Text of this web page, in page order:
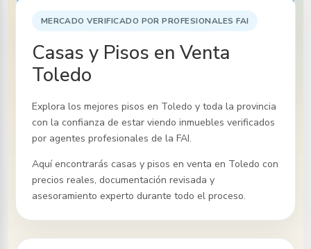
MERCADO VERIFICADO POR PROFESIONALES FAI
Casas y Pisos en Venta
Toledo
Explora los mejores pisos en Toledo y toda la provincia
con la confianza de estar viendo inmuebles verificados
por agentes profesionales de la FAI.
Aquí encontrarás casas y pisos en venta en Toledo con
precios reales, documentación revisada y
asesoramiento experto durante todo el proceso.